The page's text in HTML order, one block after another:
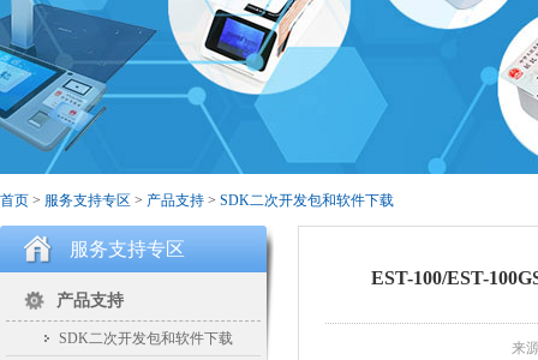
首页 > 服务支持专区 > 产品支持 > SDK二次开发包和软件下载
服务支持专区
产品支持
SDK二次开发包和软件下载
EST-100/EST-
来